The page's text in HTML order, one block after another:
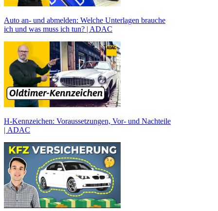
Auto an- und abmelden: Welche Unterlagen brauche
ich und was muss ich tun? | ADAC
H-Kennzeichen: Voraussetzungen, Vor- und Nachteile
| ADAC